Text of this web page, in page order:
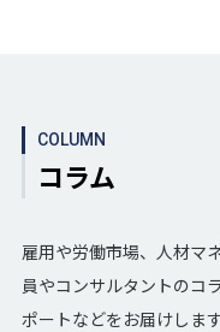
COLUMN
コラム
雇用や労働市場、人材マ
員やコンサルタントのコ
ポートなどをお届けします